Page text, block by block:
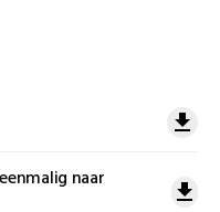
naar